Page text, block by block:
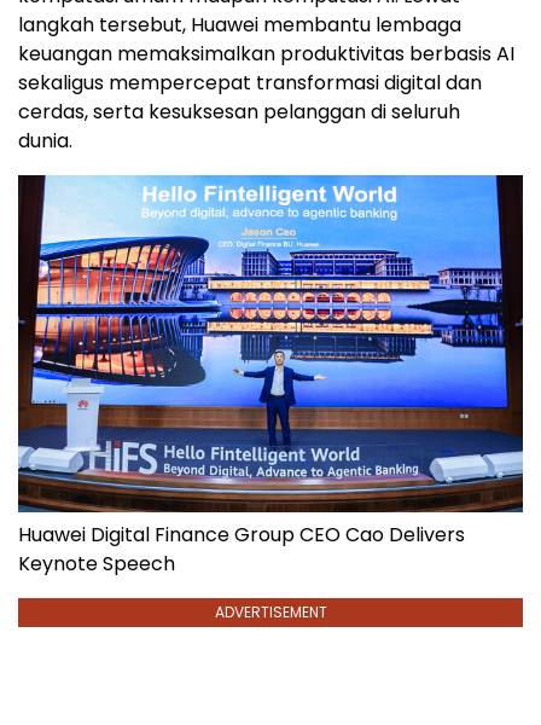
langkah tersebut, Huawei membantu lembaga
keuangan memaksimalkan produktivitas berbasis AI
sekaligus mempercepat transformasi digital dan
cerdas, serta kesuksesan pelanggan di seluruh
dunia.
Huawei Digital Finance Group CEO Cao Delivers
Keynote Speech
ADVERTISEMENT